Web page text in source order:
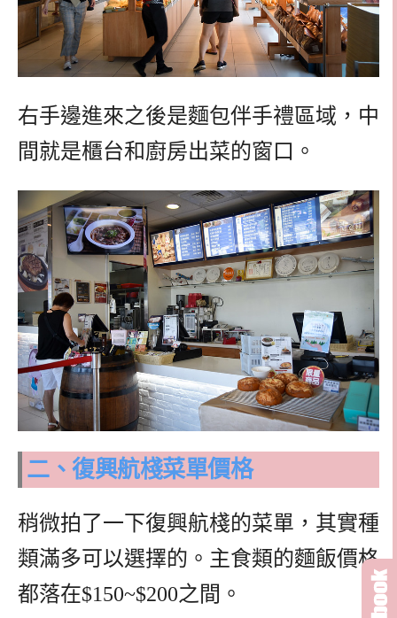
右手邊進來之後是麵包伴手禮區域，中
間就是櫃台和廚房出菜的窗口。
二、復興航棧菜單價格
稍微拍了一下復興航棧的菜單，其實種
類滿多可以選擇的。主食類的麵飯價格
都落在$150~$200之間。